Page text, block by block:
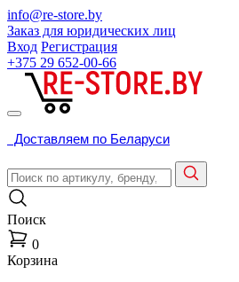
info@re-store.by
Заказ для юридических лиц
Вход Регистрация
+375 29 652-00-66
Доставляем по Беларуси
Поиск
0
Корзина